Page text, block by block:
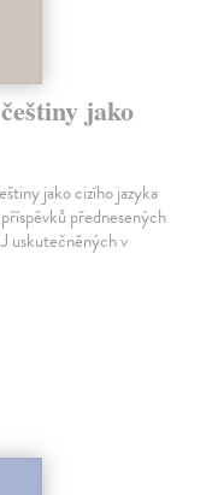
jako
jako cizího jazyka
přednesených
uskutečněných v